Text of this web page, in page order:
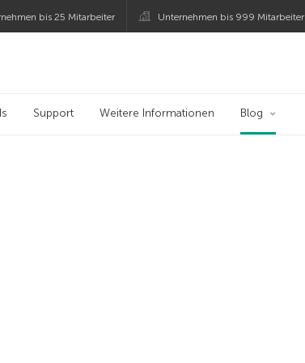
bis 25 Mitarbeiter Unternehmen bis 999 Mitarbeiter
Support Weitere Informationen Blog